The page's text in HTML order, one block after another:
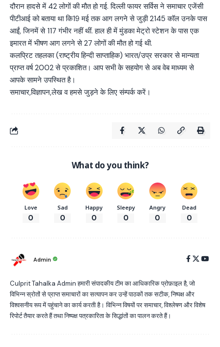
दौरान हादसे में 42 लोगों की मौत हो गई. दिल्ली फायर सर्विस ने समाचार एजेंसी
पीटीआई को बताया था कि19 मई तक आग लगने से जुड़ी 2145 कॉल उनके पास
आईं, जिनमें से 117 गंभीर नहीं थीं. हाल ही में मुंडका मेट्रो स्टेशन के पास एक
इमारत में भीषण आग लगने से 27 लोगों की मौत हो गई थी.
कलप्रिट तहलका (राष्ट्रीय हिन्दी साप्ताहिक) भारत/उप्र सरकार से मान्यता
प्राप्त वर्ष 2002 से प्रकाशित। आप सभी के सहयोग से अब वेब माध्यम से
आपके सामने उपस्थित है।
समाचार,विज्ञापन,लेख व हमसे जुड़ने के लिए संम्पर्क करें।
What do you think?
Love
0
Sad
0
Happy
0
Sleepy
0
Angry
0
Dead
0
Admin
Culprit Tahalka Admin हमारी संपादकीय टीम का आधिकारिक प्रोफ़ाइल है, जो
विभिन्न स्रोतों से प्राप्त समाचारों का सत्यापन कर उन्हें पाठकों तक सटीक, निष्पक्ष और
विश्वसनीय रूप में पहुंचाने का कार्य करती है। विभिन्न विषयों पर समाचार, विश्लेषण और विशेष
रिपोर्ट तैयार करते हैं तथा निष्पक्ष पत्रकारिता के सिद्धांतों का पालन करते हैं।